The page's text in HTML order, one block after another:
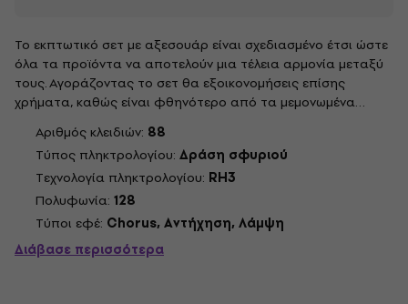
Το εκπτωτικό σετ με αξεσουάρ είναι σχεδιασμένο έτσι ώστε
όλα τα προϊόντα να αποτελούν μια τέλεια αρμονία μεταξύ
τους. Αγοράζοντας το σετ θα εξοικονομήσεις επίσης
χρήματα, καθώς είναι φθηνότερο από τα μεμονωμένα
προϊόντα από μόνα τους. Η κύρια εικόνα του σετ είναι
απεικονιστική.
Αριθμός κλειδιών: 88
Τύπος πληκτρολογίου: Δράση σφυριού
Τεχνολογία πληκτρολογίου: RH3
Πολυφωνία: 128
Τύποι εφέ: Chorus, Αντήχηση, Λάμψη
Διάβασε περισσότερα